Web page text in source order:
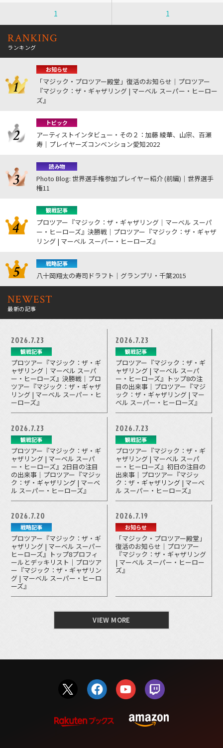
1 1
RANKING
ランキング
お知らせ
「マジック・プロツアー殿堂」復活のお知らせ｜プロツアー
『マジック：ザ・ギャザリング | マーベル スーパー・ヒーロー
ズ』
トピック
アーティストインタビュー・その２：加藤 綾華、山宗、百瀬
寿｜プレイヤーズコンベンション愛知2022
読み物
Photo Blog: 世界選手権参加プレイヤー紹介 (前編)｜世界選手
権11
観戦記事
プロツアー『マジック：ザ・ギャザリング｜マーベル スーパ
ー・ヒーローズ』決勝戦｜プロツアー『マジック：ザ・ギャザ
リング | マーベル スーパー・ヒーローズ』
戦略記事
八十岡翔太の寿司ドラフト｜グランプリ・千葉2015
NEWEST
最新の記事
2026.7.23
観戦記事
プロツアー『マジック：ザ・ギ
ャザリング｜マーベル スーパ
ー・ヒーローズ』決勝戦｜プロ
ツアー『マジック：ザ・ギャザ
リング | マーベル スーパー・ヒ
ーローズ』
2026.7.23
観戦記事
プロツアー『マジック：ザ・ギ
ャザリング | マーベル スーパ
ー・ヒーローズ』トップ8の注
目の出来事｜プロツアー『マジ
ック：ザ・ギャザリング | マー
ベル スーパー・ヒーローズ』
2026.7.23
観戦記事
プロツアー『マジック：ザ・ギ
ャザリング | マーベル スーパ
ー・ヒーローズ』2日目の注目
の出来事｜プロツアー『マジッ
ク：ザ・ギャザリング | マーベ
ル スーパー・ヒーローズ』
2026.7.23
観戦記事
プロツアー『マジック：ザ・ギ
ャザリング | マーベル スーパ
ー・ヒーローズ』初日の注目の
出来事｜プロツアー『マジッ
ク：ザ・ギャザリング | マーベ
ル スーパー・ヒーローズ』
2026.7.20
戦略記事
プロツアー『マジック：ザ・ギ
ャザリング | マーベル スーパー
ヒーローズ』トップ8プロフィ
ールとデッキリスト｜プロツア
ー『マジック：ザ・ギャザリン
グ | マーベル スーパー・ヒーロ
ーズ』
2026.7.19
お知らせ
「マジック・プロツアー殿堂」
復活のお知らせ｜プロツアー
『マジック：ザ・ギャザリング
| マーベル スーパー・ヒーロー
ズ』
VIEW MORE